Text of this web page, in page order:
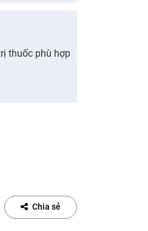
thuốc phù hợp
Chia sẻ